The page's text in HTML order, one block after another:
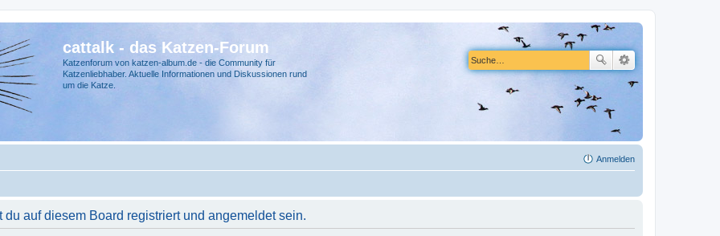
cattalk - das Katzen-Forum
Katzenforum von katzen-album.de - die Community für
Katzenliebhaber. Aktuelle Informationen und Diskussionen rund
um die Katze.
Anmelden
auf diesem Board registriert und angemeldet sein.